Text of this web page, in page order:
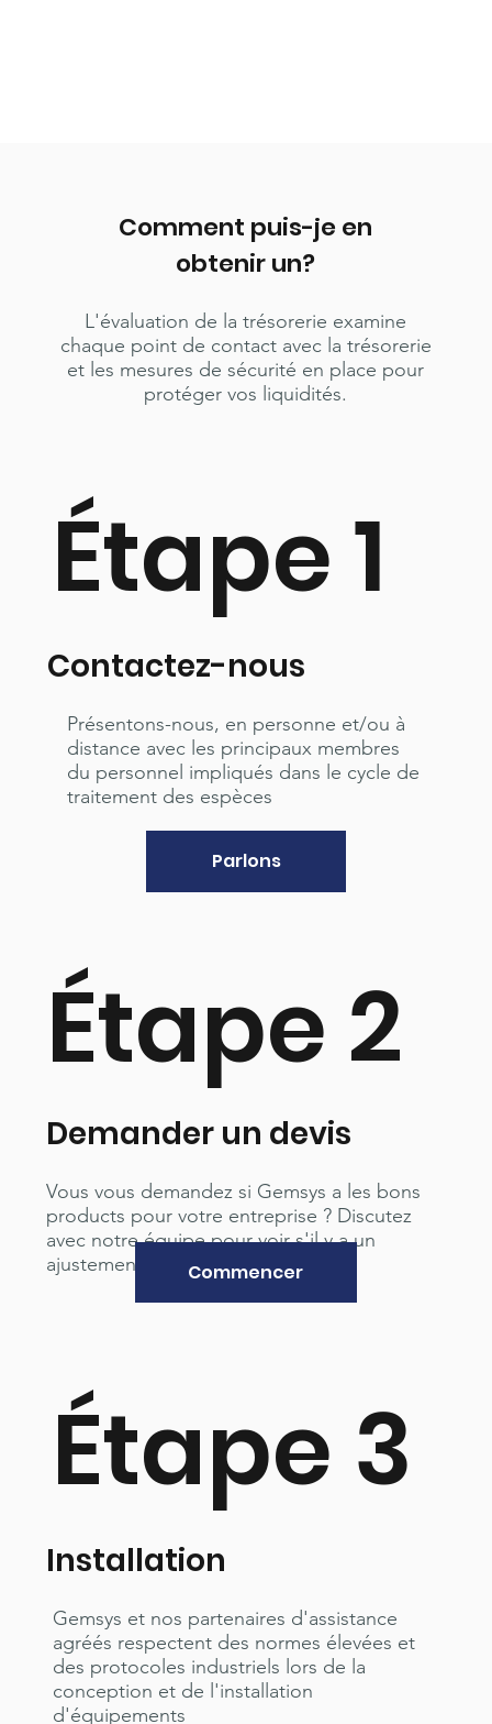
Comment puis-je en
obtenir un?
L'évaluation de la trésorerie examine
chaque point de contact avec la trésorerie
et les mesures de sécurité en place pour
protéger vos liquidités.
Étape 1
Contactez-nous
Présentons-nous, en personne et/ou à
distance avec les principaux membres
du personnel impliqués dans le cycle de
traitement des espèces
Parlons
Étape 3
Installation
Gemsys et nos partenaires d'assistance
agréés respectent des normes élevées et
des protocoles industriels lors de la
conception et de l'installation
d'équipements
Étape 2
Demander un devis
Vous vous demandez si Gemsys a les bons
products pour votre entreprise ? Discutez
avec notre équipe pour voir s'il y a un
ajustement.
Commencer